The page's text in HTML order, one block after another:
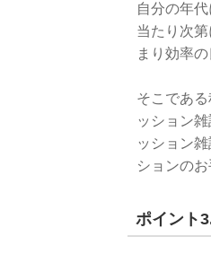
自分の年
当たり次
まり効率
そこであ
ッション
ッション
ションの
ポイント